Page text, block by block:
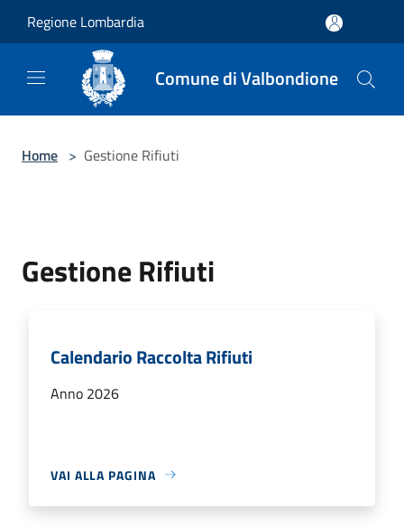
Regione Lombardia
Comune di Valbondione
Home > Gestione Rifiuti
Gestione Rifiuti
Calendario Raccolta Rifiuti
Anno 2026
VAI ALLA PAGINA